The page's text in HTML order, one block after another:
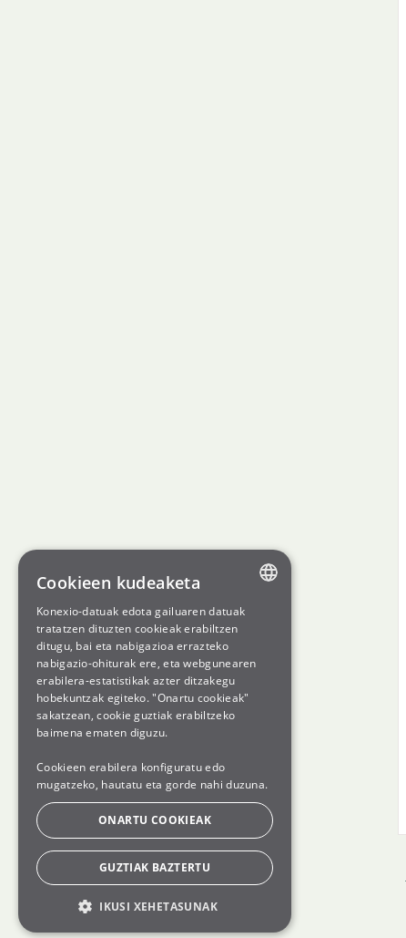
ENGLISH
SPANISH
GL
BASQUE
Cookieen kudeaketa
Konexio-datuak edota gailuaren datuak
tratatzen dituzten cookieak erabiltzen
ditugu, bai eta nabigazioa errazteko
nabigazio-ohiturak ere, eta webgunearen
erabilera-estatistikak azter ditzakegu
hobekuntzak egiteko. "Onartu cookieak"
sakatzean, cookie guztiak erabiltzeko
baimena ematen diguzu.
Cookieen erabilera konfiguratu edo
mugatzeko, hautatu eta gorde nahi duzuna.
ONARTU COOKIEAK
GUZTIAK BAZTERTU
IKUSI XEHETASUNAK